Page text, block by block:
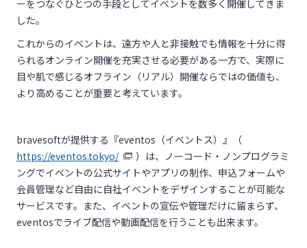
ーをつなぐひとつの手段としてイベントを数多く開催してきま
した。
これからのイベントは、遠方や人と非接触でも情報を十分に得
られるオンライン開催を充実させる必要がある一方で、実際に
目や肌で感じるオフライン（リアル）開催ならではの価値も、
より高めることが重要と考えています。
bravesoftが提供する『eventos（イベントス）』（
https://eventos.tokyo/
）は、ノーコード・ノンプログラミ
ングでイベントの公式サイトやアプリの制作、申込フォームや
会員管理など自由に自社イベントをデザインすることが可能な
サービスです。また、イベントの宣伝や管理だけに留まらず、
eventosでライブ配信や動画配信を行うことも出来ます。